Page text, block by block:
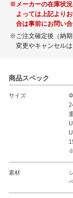
※メーカーの在庫状
よっては上記より
合は事前にお問い合
※ご注文確定後（納
変更やキャンセル
商品スペック
サイズ
素材